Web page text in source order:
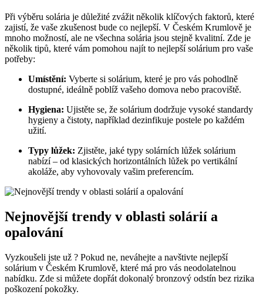
Při výběru solária je důležité ​zvážit několik klíčových faktorů, které‌
zajistí, že vaše zkušenost bude co nejlepší. V Českém Krumlově ‌je
mnoho ‌možností, ale ne⁣ všechna solária jsou ‌stejně kvalitní. Zde je
několik‍ tipů, které vám pomohou⁣ najít to nejlepší​ solárium pro vaše
⁣potřeby:
Umístění: Vyberte si‌ solárium, které je pro vás pohodlně
dostupné, ideálně ​poblíž vašeho domova nebo pracoviště.
Hygiena: ⁢Ujistěte se, ‍že solárium dodržuje vysoké standardy​
hygieny a čistoty, například dezinfikuje postele po každém
užití.
Typy lůžek: Zjistěte, jaké typy solárních lůžek ‍solárium
nabízí – ⁤od klasických​ horizontálních lůžek po vertikální
akoláže, ​aby vyhovovaly vašim preferencím.
Nejnovější trendy v oblasti⁢ solárií a
opalování
Vyzkoušeli jste už ?⁣ Pokud ne,⁢ neváhejte a​ navštivte nejlepší
solárium v Českém Krumlově, ​které má pro vás neodolatelnou
nabídku. Zde‍ si‌ můžete dopřát ‌dokonalý bronzový ⁣odstín bez⁤ rizika
poškození pokožky. ‌